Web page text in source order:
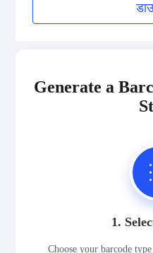
Generate a
1.
Choose your barcode